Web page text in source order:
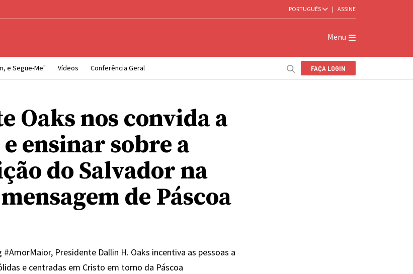
PORTUGUÊS | ASSINE
Menu
e Segue-Me" Vídeos Conferência Geral FAÇA LOGIN
Oaks nos convida a
ensinar sobre a
do Salvador na
de Páscoa
Presidente Dallin H. Oaks incentiva as pessoas a
e centradas em Cristo em torno da Páscoa